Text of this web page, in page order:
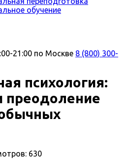
обучение
21:00 по Москве 8 (800) 300-
психология:
преодоление
630